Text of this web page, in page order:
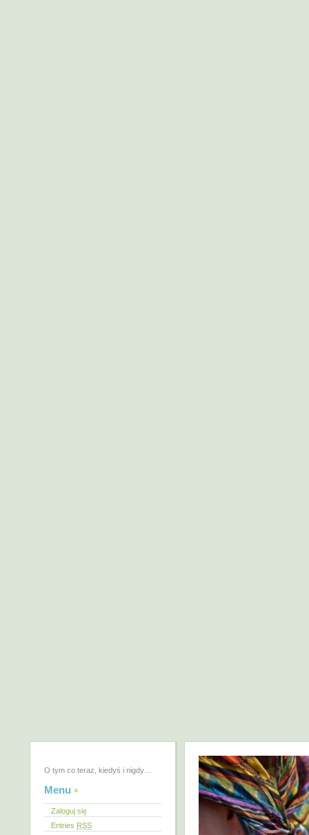
O tym co teraz, kiedyś i nigdy…
Menu
Zaloguj się
Entries RSS